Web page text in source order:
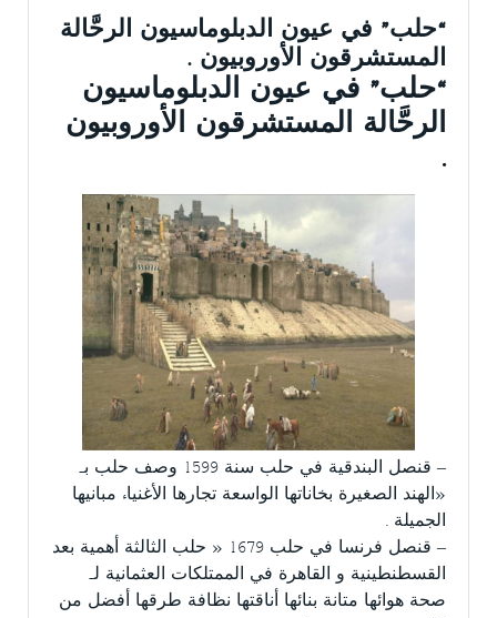
“حلب” في عيون الدبلوماسيون الرحَّالة
المستشرقون الأوروبيون .
“حلب” في عيون الدبلوماسيون
الرحَّالة المستشرقون الأوروبيون
.
– قنصل البندقية في حلب سنة 1599 وصف حلب بـ
«الهند الصغيرة بخاناتها الواسعة تجارها الأغنياء مبانيها
الجميلة .
– قنصل فرنسا في حلب 1679 « حلب الثالثة أهمية بعد
القسطنطينية و القاهرة في الممتلكات العثمانية لـ
صحة هوائها متانة بنائها أناقتها نظافة طرقها أفضل من